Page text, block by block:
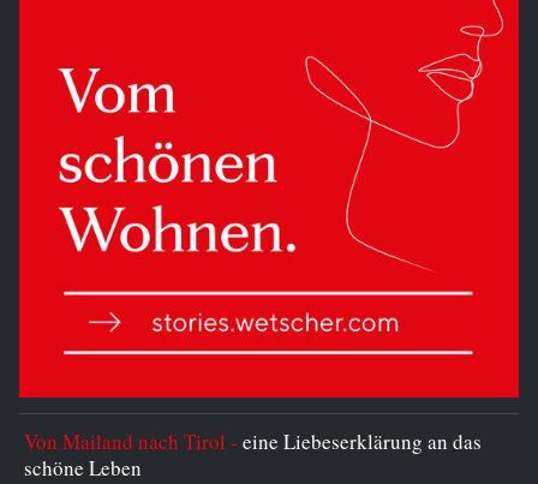
Von Mailand nach Tirol -eine Liebeserklärung an das
schöne Leben